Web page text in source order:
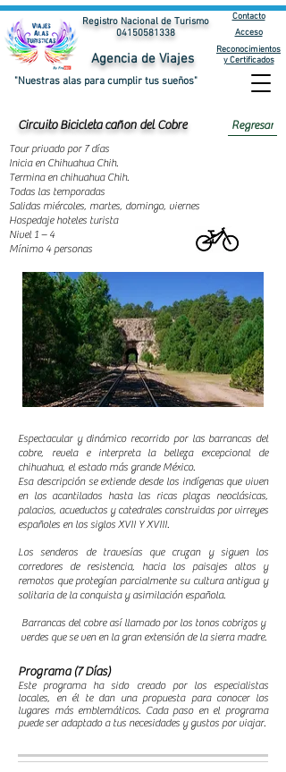
Agencia de Viajes
"Nuestras alas para cumplir tus sueños"
Registro Nacional de Turismo
04150581338
Contacto
Acceso
Reconocimientos
y Certificados
Circuito Bicicleta cañon del Cobre Regresar
Tour privado por 7 días
Inicia en Chihuahua Chih.
Termina en chihuahua Chih.
Todas las temporadas
Salidas miércoles, martes, domingo, viernes
Hospedaje hoteles turista
Nivel 1 – 4
Mínimo 4 personas
Espectacular y dinámico recorrido por las barrancas del
cobre, revela e interpreta la belleza excepcional de
chihuahua, el estado más grande México.
Esa descripción se extiende desde los indígenas que viven
en los acantilados hasta las ricas plazas neoclásicas,
palacios, acueductos y catedrales construidas por virreyes
españoles en los siglos XVII Y XVIII.
Los senderos de travesías que cruzan y siguen los
corredores de resistencia, hacia los paisajes altos y
remotos que protegían parcialmente su cultura antigua y
solitaria de la conquista y asimilación española.
Barrancas del cobre así llamado por los tonos cobrizos y
verdes que se ven en la gran extensión de la sierra madre.
Programa (7 Días)
Este programa ha sido creado por los especialistas
locales, en él te dan una propuesta para conocer los
lugares más emblemáticos. Cada paso en el programa
puede ser adaptado a tus necesidades y gustos por viajar.